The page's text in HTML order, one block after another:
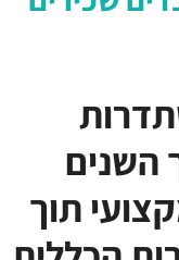
השנים
תוך